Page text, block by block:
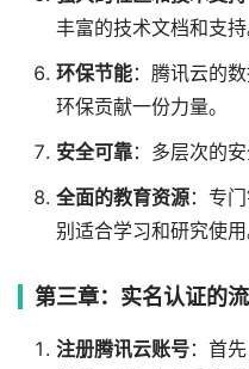
丰富的技术文档和支持
环保节能：腾讯云的
环保贡献一份力量。
安全可靠：多层次的
全面的教育资源：专
别适合学习和研究使用
第三章：实名认证的流
注册腾讯云账号：首